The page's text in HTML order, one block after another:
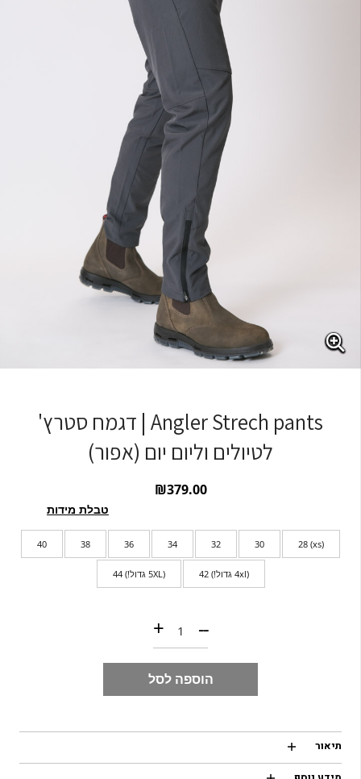
Angler Strech pants | דגמח סטרץ'
לטיולים וליום יום (אפור)
₪379.00
טבלת מידות
(xs) 28
30
32
34
36
38
40
(4xl גדול!) 42 (5XL גדול!) 44
כמות של Angler Strech pants | דגמח סטרץ' לטיולים וליום יום (אפור) --
+
הוספה לסל
תיאור